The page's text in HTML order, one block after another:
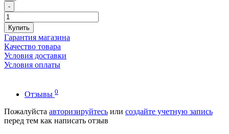
-
Купить
Гарантия магазина
Качество товара
Условия доставки
Условия оплаты
Отзывы 0
Пожалуйста авторизируйтесь или создайте учетную запись
перед тем как написать отзыв